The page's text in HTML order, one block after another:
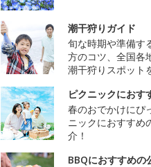
潮干狩りガイド
旬な時期や準備す
方のコツ、全国各
潮干狩りスポット
ピクニックにおす
春のおでかけにぴ
ニックにおすすめ
介！
BBQにおすすめの